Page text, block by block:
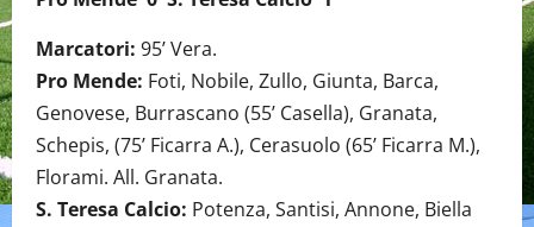
Marcatori: 95’ Vera.
Pro Mende: Foti, Nobile, Zullo, Giunta, Barca,
Genovese, Burrascano (55’ Casella), Granata,
Schepis, (75’ Ficarra A.), Cerasuolo (65’ Ficarra M.),
Florami. All. Granata.
S. Teresa Calcio: Potenza, Santisi, Annone, Biella